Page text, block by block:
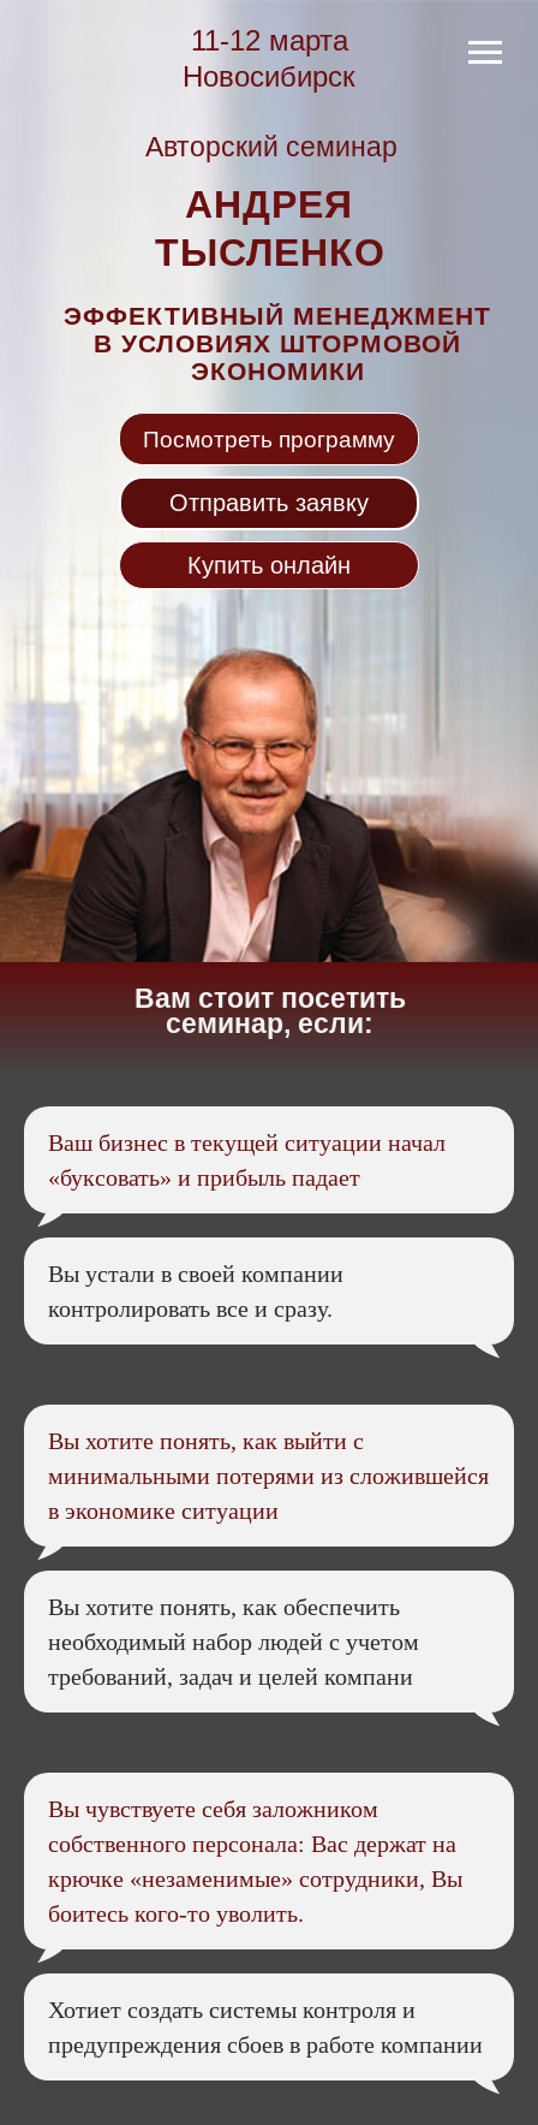
ТЫСЛЕНКО
Отправить заявку
Посмотреть программу
11-12 марта
Авторский семинар
Новосибирск
Купить онлайн
АНДРЕЯ
ЭФФЕКТИВНЫЙ МЕНЕДЖМЕНТ
В УСЛОВИЯХ ШТОРМОВОЙ
ЭКОНОМИКИ
Вам стоит посетить
семинар, если:
Ваш бизнес в текущей ситуации начал
«буксовать» и прибыль падает
Вы устали в своей компании
контролировать все и сразу.
Вы хотите понять, как выйти с
минимальными потерями из сложившейся
в экономике ситуации
Вы хотите понять, как обеспечить
необходимый набор людей с учетом
требований, задач и целей компани
Вы чувствуете себя заложником
собственного персонала: Вас держат на
крючке «незаменимые» сотрудники, Вы
боитесь кого-то уволить.
Хотиет создать системы контроля и
предупреждения сбоев в работе компании